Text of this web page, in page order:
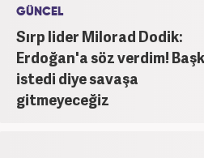
GÜNCEL
Sırp lider Milorad Dodik:
Erdoğan'a söz verdim!
istedi diye savaşa
gitmeyeceğiz